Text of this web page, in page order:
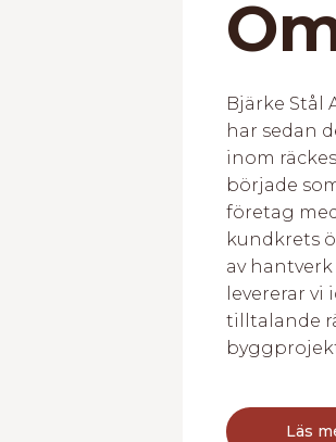
Bjärke Stål
har sedan
inom
började
företag
kundkrets
av
levererar
tilltalande
Läs